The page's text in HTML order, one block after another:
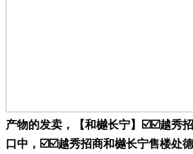
产物的发卖，【和樾长宁】☑️☑️越秀
口中，☑️☑️越秀招商和樾长宁售楼处